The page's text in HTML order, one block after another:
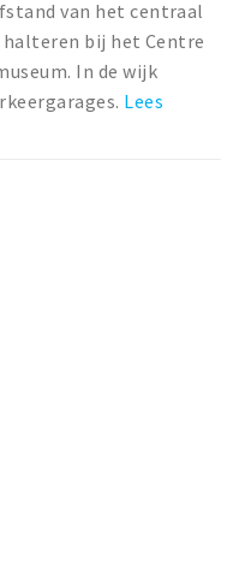
van het centraal
bij het Centre
In de wijk
Lees